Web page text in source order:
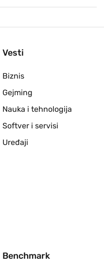
Vesti
Biznis
Gejming
Nauka i tehnologija
Softver i servisi
Uređaji
Benchmark